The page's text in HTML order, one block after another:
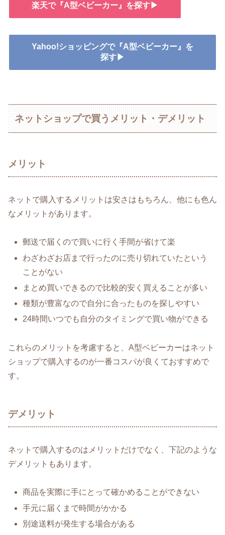
楽天で『A型ベビーカー』を探す▶
Yahoo!ショッピングで『A型ベビーカー』を
探す▶
ネットショップで買うメリット・デメリット
メリット
ネットで購入するメリットは安さはもちろん、他にも色ん
なメリットがあります。
郵送で届くので買いに行く手間が省けて楽
わざわざお店まで行ったのに売り切れていたという
ことがない
まとめ買いできるので比較的安く買えることが多い
種類が豊富なので自分に合ったものを探しやすい
24時間いつでも自分のタイミングで買い物ができる
これらのメリットを考慮すると、A型ベビーカーはネット
ショップで購入するのが一番コスパが良くておすすめで
す。
デメリット
ネットで購入するのはメリットだけでなく、下記のような
デメリットもあります。
商品を実際に手にとって確かめることができない
手元に届くまで時間がかかる
別途送料が発生する場合がある